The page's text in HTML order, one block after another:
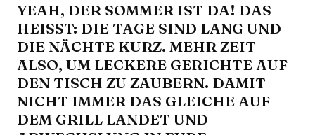
YEAH, DER SOMMER IST DA! DAS
HEISST: DIE TAGE SIND LANG UND D
IE NÄCHTE KURZ. MEHR ZEIT A
LSO, UM LECKERE GERICHTE AUF D
EN TISCH ZU ZAUBERN. DAMIT N
ICHT IMMER DAS GLEICHE AUF D
EM GRILL LANDET UND A